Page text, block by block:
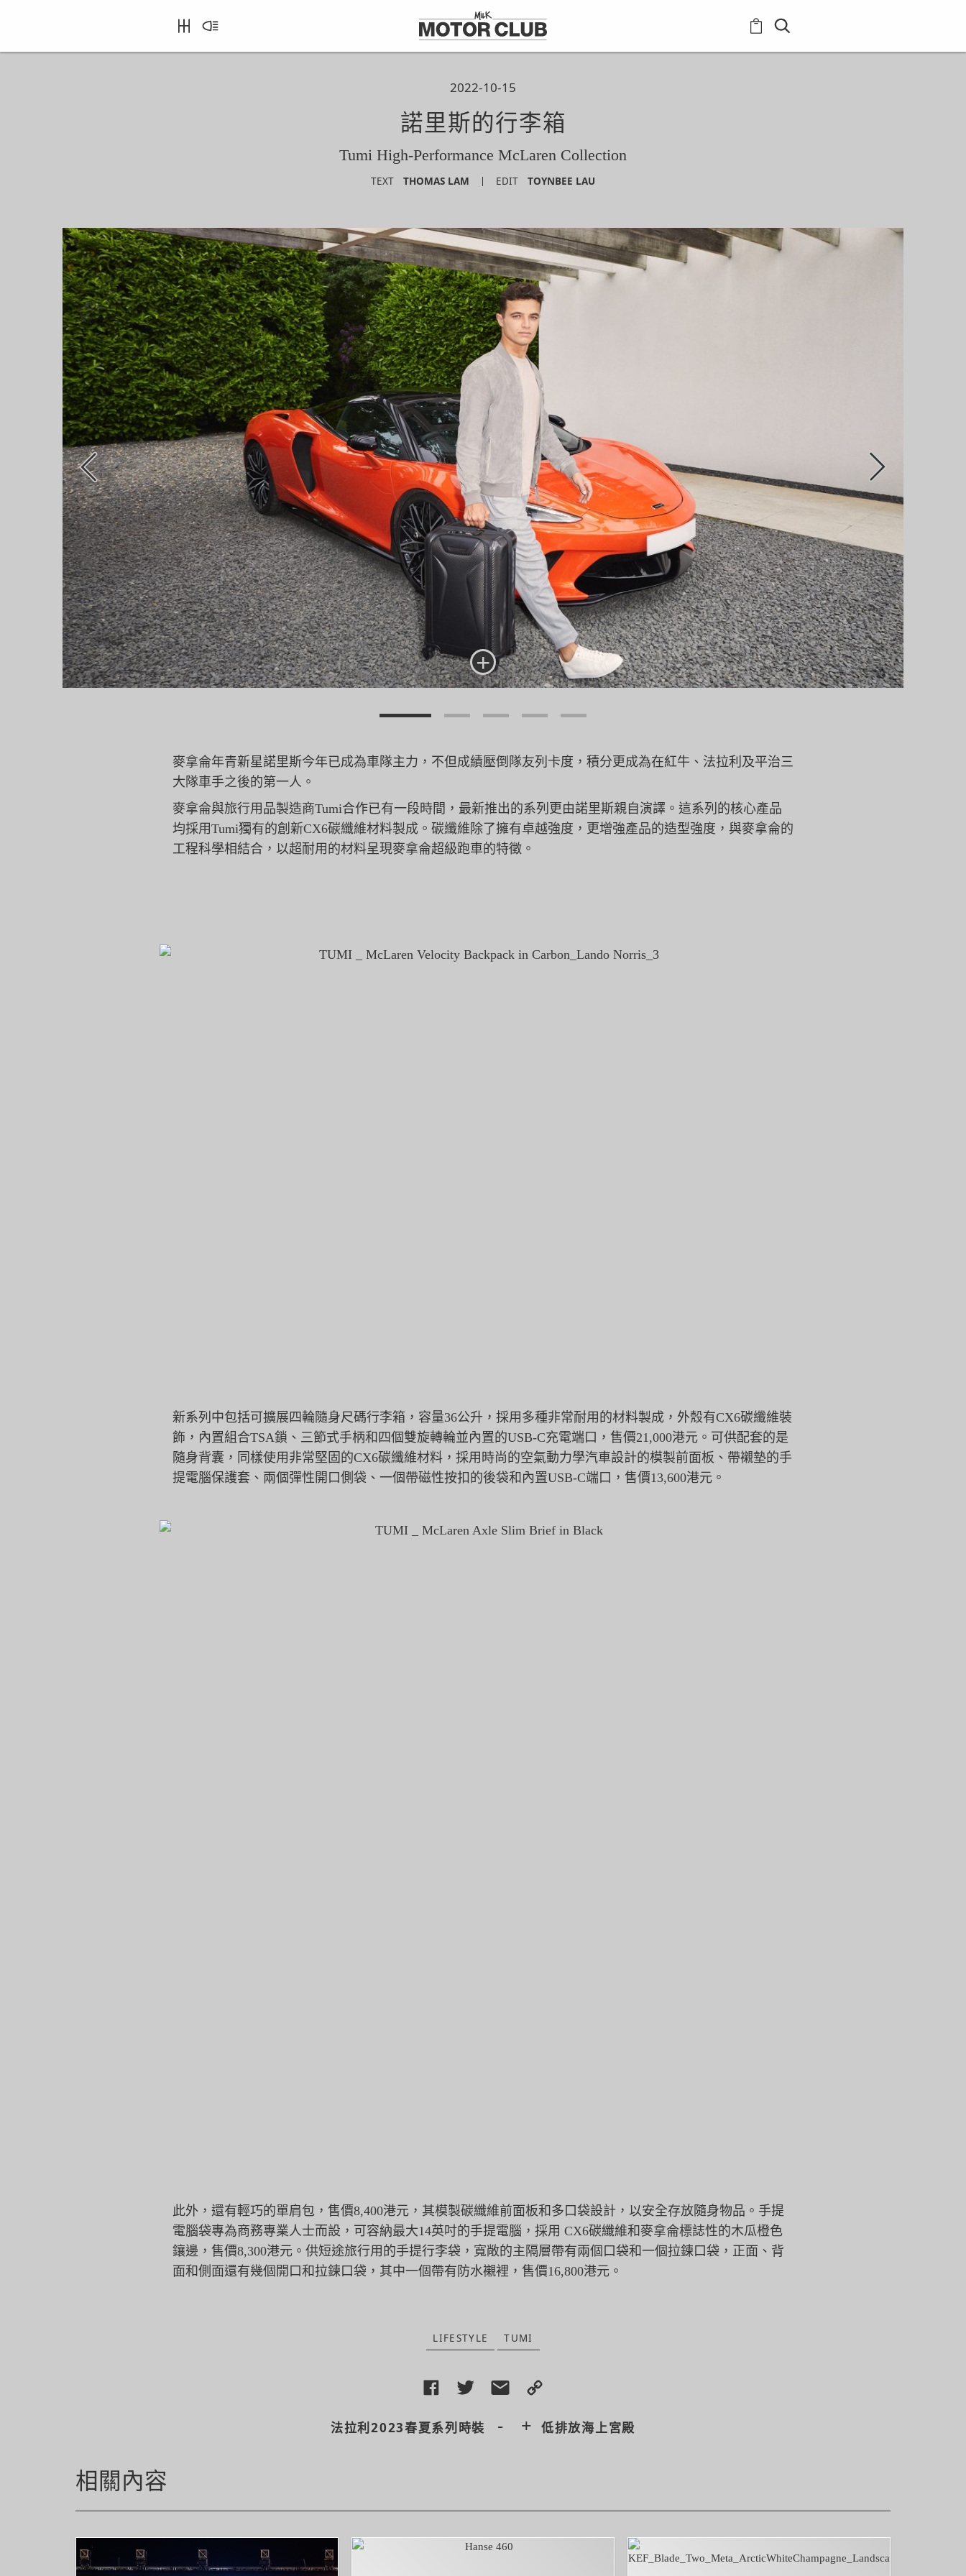
2022-10-15
諾里斯的行李箱
Tumi High-Performance McLaren Collection
TEXT THOMAS LAM EDIT TOYNBEE LAU
+
麥拿侖年青新星諾里斯今年已成為車隊主力，不但成績壓倒隊友列卡度，積分更成為在紅牛、 法拉利及平治三
大隊車手之後的第一人。
麥拿侖與旅行用品製造商Tumi合作已有一段時間， 最新推出的系列更由諾里斯親自演譯。 這系列的核心產品
均採用Tumi獨有的創新CX6碳纖維材料製成 。碳纖維除了擁有卓越強度，更增強產品的造型強度， 與麥拿侖的
工程科學相結合， 以超耐用的材料呈現麥拿侖超級跑車的特徵。
新系列中包括可擴展四輪隨身尺碼行李箱，容量36公升， 採用多種非常耐用的材料製成，外殼有CX6碳纖維裝
飾， 內置組合TSA鎖、三節式手柄和四個雙旋轉輪並內置的USB-C充電端口，售價21,000港元。可供配套的是
隨身背囊， 同樣使用非常堅固的CX6碳纖維材料， 採用時尚的空氣動力學汽車設計的模製前面板、 帶襯墊的手
提電腦保護套、兩個彈性開口側袋、 一個帶磁性按扣的後袋和內置USB-C端口，售價13,600港元。
此外，還有輕巧的單肩包，售價8,400港元，其模製碳纖維前面板和多口袋設計，以安全存放隨身物品。 手提
電腦袋專為商務專業人士而設， 可容納最大14英吋的手提電腦，採用 CX6碳纖維和麥拿侖標誌性的木瓜橙色
鑲邊，售價8,300港元。供短途旅行用的手提行李袋， 寬敞的主隔層帶有兩個口袋和一個拉鍊口袋，正面、 背
面和側面還有幾個開口和拉鍊口袋，其中一個帶有防水襯裡， 售價16,800港元。
LIFESTYLE TUMI
法拉利2023春夏系列時裝 - + 低排放海上宮殿
相關內容